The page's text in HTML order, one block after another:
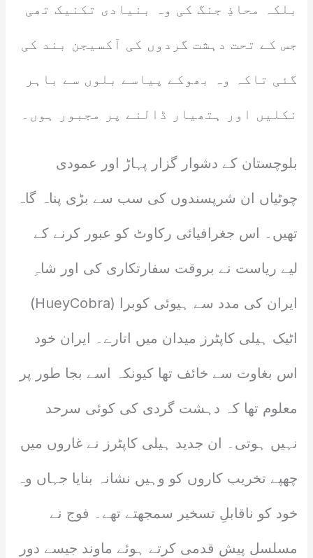
بلکہ محاذِ جنگ کی وہ بنیادی تکنیک تھی
جس کے تحت دہشت گردوں کی آکسیجن بند کی
گئی تاکہ وہ بھوکے پیاسے بلوں سے باہر
نکلیں اور ہتھیار ڈالنے پر مجبور ہوں۔
بلوچستان کے دشوار گزار پہاڑ اور عمودی
چوٹیاں ان شرپسندوں کی سب سے بڑی پناہ گاہ
تھیں۔ اس جغرافیائی رکاوٹ کو عبور کرنے کے
لیے ریاست نے بروقت سفارتکاری کی اور شاہِ
ایران کی مدد سے ہیوئی کوبرا (HueyCobra)
اٹیک ہیلی کاپٹرز میدان میں اتارے۔ ایران خود
اس بغاوت سے خائف تھا کیونکہ اسے بجا طور پر
معلوم تھا کہ دہشت گردی کی کوئی سرحد
نہیں ہوتی۔ ان جدید ہیلی کاپٹرز نے غاروں میں
چھپے تخریب کاروں کو وہیں نشانہ بنایا جہاں وہ
خود کو ناقابلِ تسخیر سمجھتے تھے۔ فوج نے
مسلسل پیش قدمی کرتے ہوئے ماوند جیسے دور